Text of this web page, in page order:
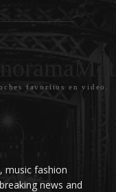
favoritos en video.
music fashion
news and